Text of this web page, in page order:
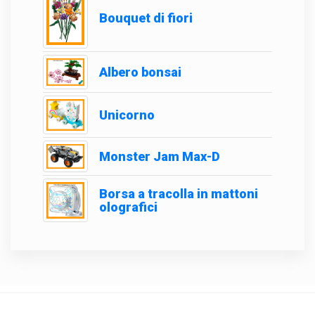
Bouquet di fiori
Albero bonsai
Unicorno
Monster Jam Max-D
Borsa a tracolla in mattoni
olografici